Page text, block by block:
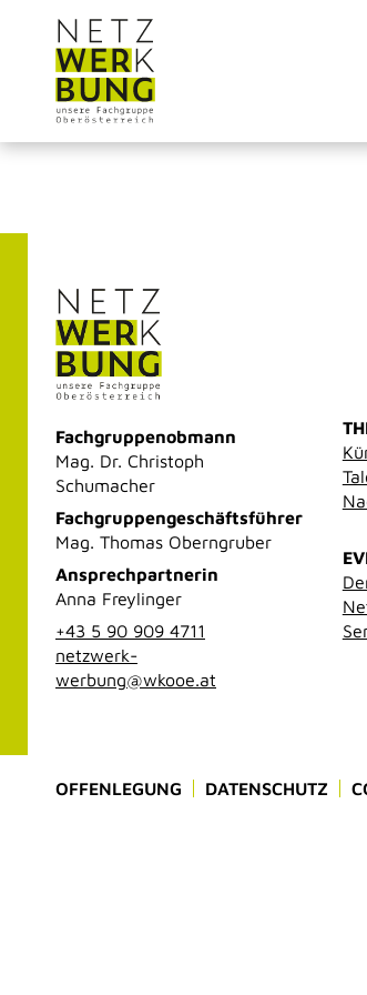
Fachgruppenobmann
Mag. Dr. Christoph
Schumacher
Fachgruppengeschäftsführer
Mag. Thomas Oberngruber
Ansprechpartnerin
Anna Freylinger
+43 5 90 909 4711
netzwerk-
werbung@wkooe.at
OFFENLEGUNG DATENSCHUTZ